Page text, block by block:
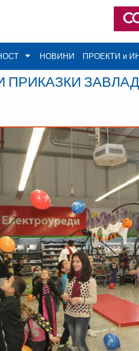
НОВИНИ ПРОЕКТИ и
ПРИКАЗКИ